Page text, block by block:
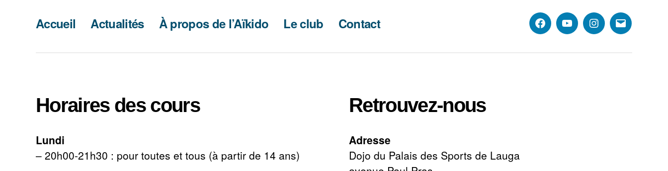
Accueil Actualités À propos de l’Aïkido Le club Contact FacebookYouTubeInstagram
E-
Horaires des cours
Lundi
– 20h00-21h30 : pour toutes et tous (à partir de 14 ans)
Retrouvez-nous
Adresse
Dojo du Palais des Sports de Lauga